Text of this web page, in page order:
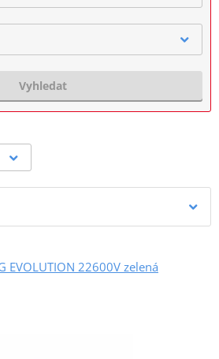
Vyhledat
EVOLUTION 22600V zelená